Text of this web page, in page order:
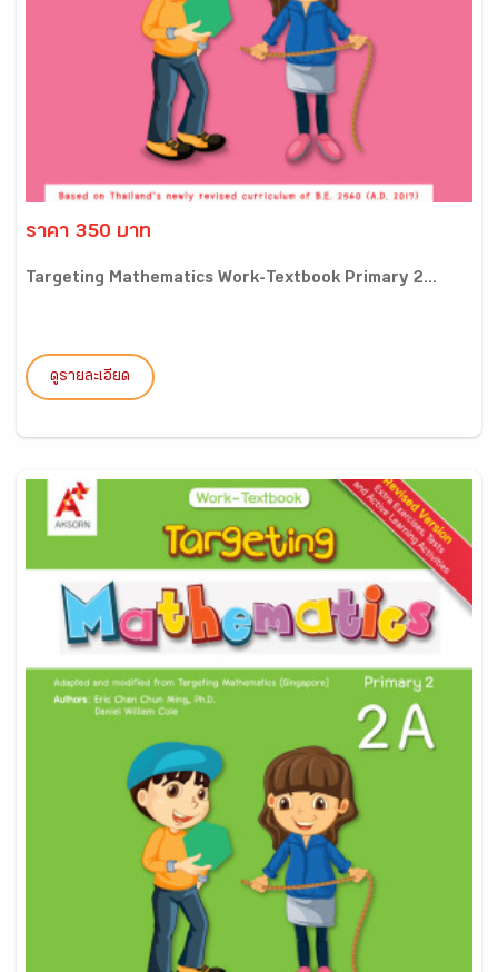
ราคา 350 บาท
Targeting Mathematics Work-Textbook Primary 2...
ดูรายละเอียด